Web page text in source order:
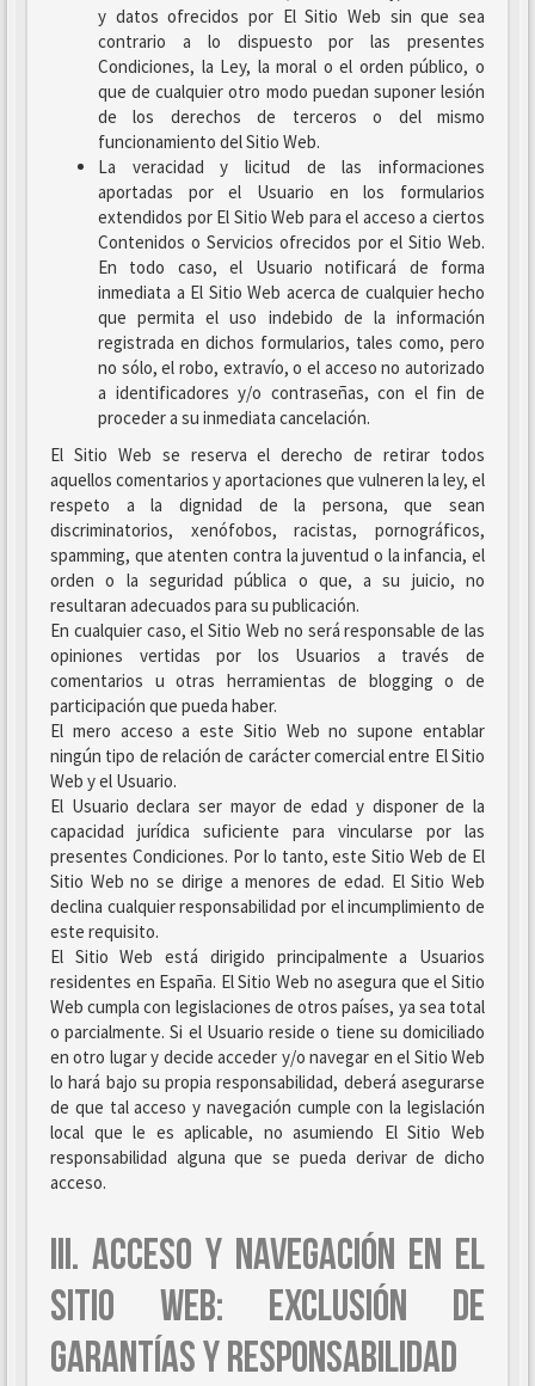
y datos ofrecidos por El Sitio Web sin que sea
contrario a lo dispuesto por las presentes
Condiciones, la Ley, la moral o el orden público, o
que de cualquier otro modo puedan suponer lesión
de los derechos de terceros o del mismo
funcionamiento del Sitio Web.
La veracidad y licitud de las informaciones
aportadas por el Usuario en los formularios
extendidos por El Sitio Web para el acceso a ciertos
Contenidos o Servicios ofrecidos por el Sitio Web.
En todo caso, el Usuario notificará de forma
inmediata a El Sitio Web acerca de cualquier hecho
que permita el uso indebido de la información
registrada en dichos formularios, tales como, pero
no sólo, el robo, extravío, o el acceso no autorizado
a identificadores y/o contraseñas, con el fin de
proceder a su inmediata cancelación.
El Sitio Web se reserva el derecho de retirar todos
aquellos comentarios y aportaciones que vulneren la ley, el
respeto a la dignidad de la persona, que sean
discriminatorios, xenófobos, racistas, pornográficos,
spamming, que atenten contra la juventud o la infancia, el
orden o la seguridad pública o que, a su juicio, no
resultaran adecuados para su publicación.
En cualquier caso, el Sitio Web no será responsable de las
opiniones vertidas por los Usuarios a través de
comentarios u otras herramientas de blogging o de
participación que pueda haber.
El mero acceso a este Sitio Web no supone entablar
ningún tipo de relación de carácter comercial entre El Sitio
Web y el Usuario.
El Usuario declara ser mayor de edad y disponer de la
capacidad jurídica suficiente para vincularse por las
presentes Condiciones. Por lo tanto, este Sitio Web de El
Sitio Web no se dirige a menores de edad. El Sitio Web
declina cualquier responsabilidad por el incumplimiento de
este requisito.
El Sitio Web está dirigido principalmente a Usuarios
residentes en España. El Sitio Web no asegura que el Sitio
Web cumpla con legislaciones de otros países, ya sea total
o parcialmente. Si el Usuario reside o tiene su domiciliado
en otro lugar y decide acceder y/o navegar en el Sitio Web
lo hará bajo su propia responsabilidad, deberá asegurarse
de que tal acceso y navegación cumple con la legislación
local que le es aplicable, no asumiendo El Sitio Web
responsabilidad alguna que se pueda derivar de dicho
acceso.
III. ACCESO Y NAVEGACIÓN EN EL
SITIO WEB: EXCLUSIÓN DE
GARANTÍAS Y RESPONSABILIDAD